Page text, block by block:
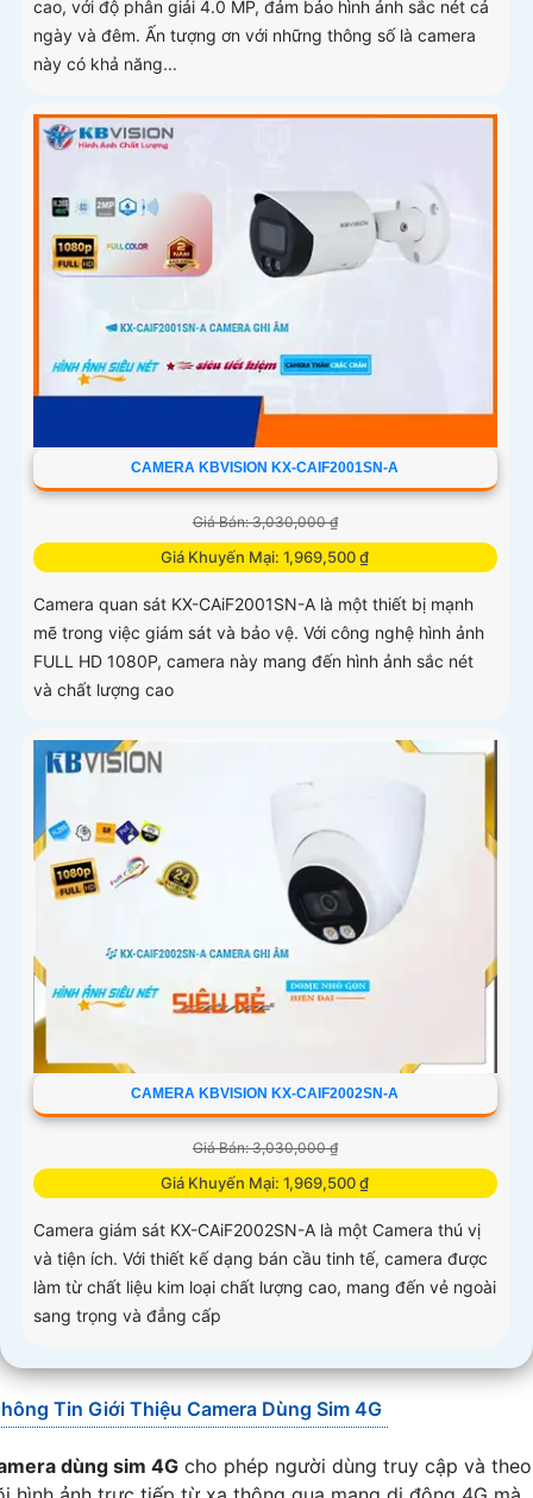
cao, với độ phân giải 4.0 MP, đảm bảo hình ảnh sắc nét cả
ngày và đêm. Ấn tượng ơn với những thông số là camera
này có khả năng...
CAMERA KBVISION KX-CAIF2001SN-A
Giá Bán: 3,030,000 ₫
Giá Khuyến Mại: 1,969,500 ₫
Camera quan sát KX-CAiF2001SN-A là một thiết bị mạnh
mẽ trong việc giám sát và bảo vệ. Với công nghệ hình ảnh
FULL HD 1080P, camera này mang đến hình ảnh sắc nét
và chất lượng cao
CAMERA KBVISION KX-CAIF2002SN-A
Giá Bán: 3,030,000 ₫
Giá Khuyến Mại: 1,969,500 ₫
Camera giám sát KX-CAiF2002SN-A là một Camera thú vị
và tiện ích. Với thiết kế dạng bán cầu tinh tế, camera được
làm từ chất liệu kim loại chất lượng cao, mang đến vẻ ngoài
sang trọng và đẳng cấp
Tin Giới Thiệu Camera Dùng Sim 4G
dùng sim 4G cho phép người dùng truy cập và theo